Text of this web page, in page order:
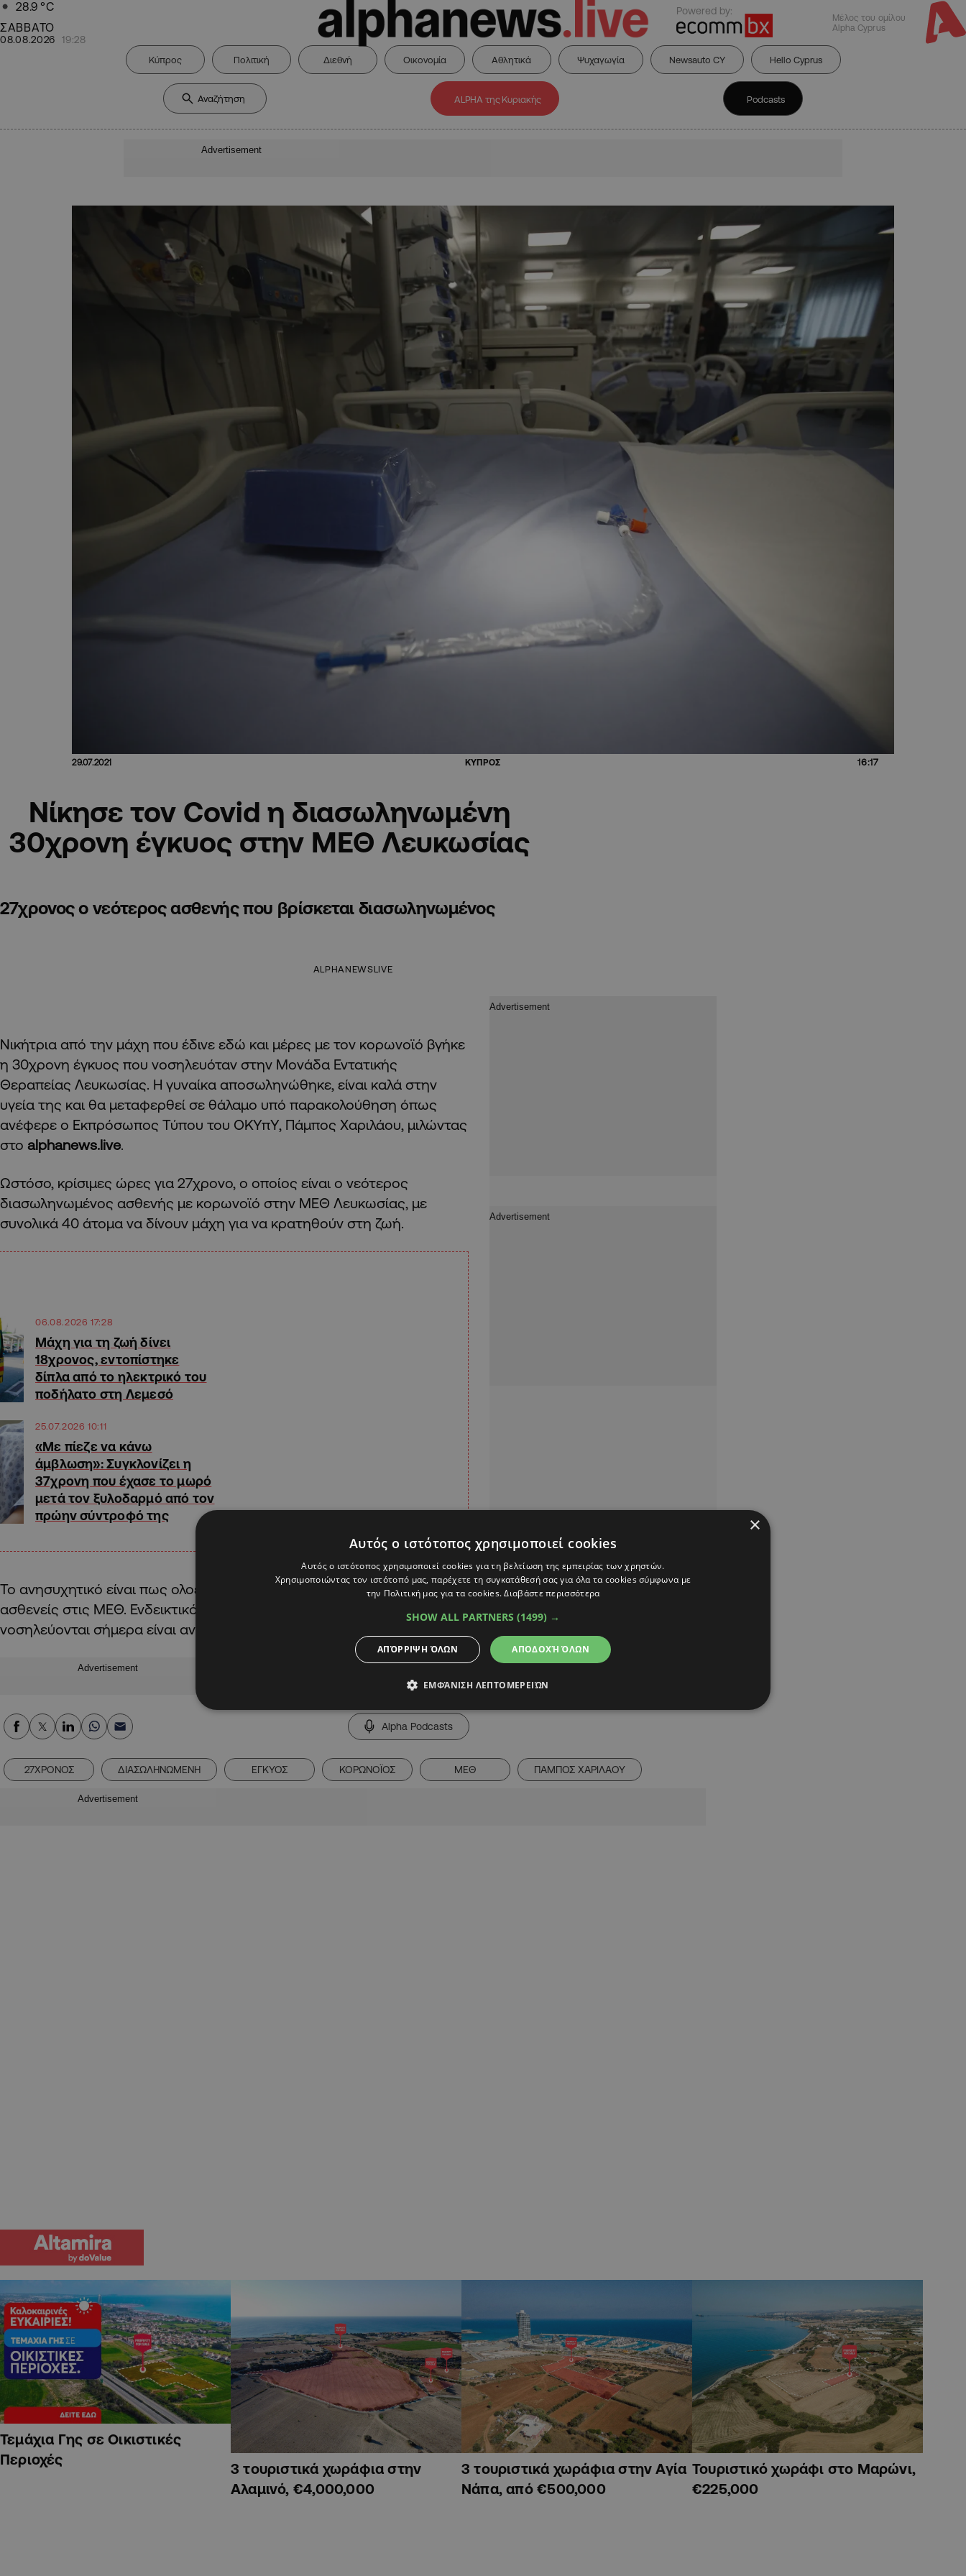
28.9 °C
ΣΑΒΒΑΤΟ
08.08.2026 19:28
Powered by:
Μέλος του ομίλου
Alpha Cyprus
Κύπρος Πολιτική Διεθνή Οικονομία Αθλητικά Ψυχαγωγία Newsauto CY Hello Cyprus
ALPHA της Κυριακής Podcasts
Advertisement
29.07.2021 ΚΥΠΡΟΣ 16:17
Νίκησε τον Covid η διασωληνωμένη
30χρονη έγκυος στην ΜΕΘ Λευκωσίας
27χρονος ο νεότερος ασθενής που βρίσκεται διασωληνωμένος
ALPHANEWSLIVE
Νικήτρια από την μάχη που έδινε εδώ και μέρες με τον κορωνοϊό βγήκε
η 30χρονη έγκυος που νοσηλευόταν στην Μονάδα Εντατικής
Θεραπείας Λευκωσίας. Η γυναίκα αποσωληνώθηκε, είναι καλά στην
υγεία της και θα μεταφερθεί σε θάλαμο υπό παρακολούθηση όπως
ανέφερε ο Εκπρόσωπος Τύπου του ΟΚΥπΥ, Πάμπος Χαριλάου, μιλώντας
στο alphanews.live.
Ωστόσο, κρίσιμες ώρες για 27χρονο, ο οποίος είναι ο νεότερος
διασωληνωμένος ασθενής με κορωνοϊό στην ΜΕΘ Λευκωσίας, με
συνολικά 40 άτομα να δίνουν μάχη για να κρατηθούν στη ζωή.
06.08.2026 17:28
Μάχη για τη ζωή δίνει
18χρονος, εντοπίστηκε
δίπλα από το ηλεκτρικό του
ποδήλατο στη Λεμεσό
25.07.2026 10:11
«Με πίεζε να κάνω
άμβλωση»: Συγκλονίζει η
37χρονη που έχασε το μωρό
μετά τον ξυλοδαρμό από τον
πρώην σύντροφό της
Το ανησυχητικό είναι πως ολοένα και αυξάνονται οι ανεμβολίαστοι
ασθενείς στις ΜΕΘ. Ενδεικτικό το γεγονός ότι 9 στους 10 ασθενείς που
νοσηλεύονται σήμερα είναι ανεμβολίαστοι.
Advertisement
Alpha Podcasts
27ΧΡΟΝΟΣ ΔΙΑΣΩΛΗΝΩΜΕΝΗ ΕΓΚΥΟΣ ΚΟΡΩΝΟΪΟΣ ΜΕΘ ΠΑΜΠΟΣ ΧΑΡΙΛΑΟΥ
Advertisement
Τεμάχια Γης σε Οικιστικές
Περιοχές
3 τουριστικά χωράφια στην
Αλαμινό, €4,000,000
3 τουριστικά χωράφια στην Αγία
Νάπα, από €500,000
Τουριστικό χωράφι στο Μαρώνι,
€225,000
×
Αυτός ο ιστότοπος χρησιμοποιεί cookies
Αυτός ο ιστότοπος χρησιμοποιεί cookies για τη βελτίωση της εμπειρίας των χρηστών.
Χρησιμοποιώντας τον ιστότοπό μας, παρέχετε τη συγκατάθεσή σας για όλα τα cookies σύμφωνα με
την Πολιτική μας για τα cookies.Διαβάστε περισσότερα
SHOW ALL PARTNERS (1499) →
ΑΠΟΔΟΧΉ ΌΛΩΝ
ΑΠΌΡΡΙΨΗ ΌΛΩΝ
ΕΜΦΆΝΙΣΗ ΛΕΠΤΟΜΕΡΕΙΏΝ